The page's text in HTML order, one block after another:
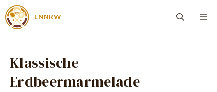
Zum
Inhalt
LNNRW
Klassische
Erdbeermarmelade